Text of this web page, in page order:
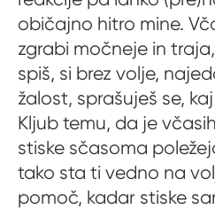
običajno hitro mine.
zgrabi močneje in
spiš, si brez volje,
žalost, sprašuješ se,
Kljub temu, da je
stiske sčasoma
tako sta ti vedno na
pomoč, kadar stiske